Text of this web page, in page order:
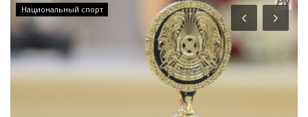
Национальный спорт